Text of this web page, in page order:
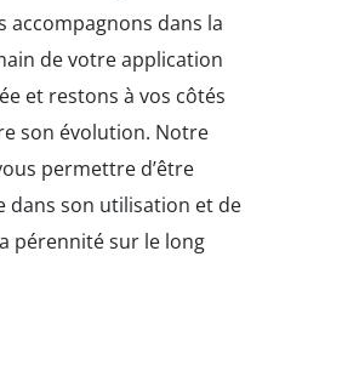
accompagnons dans la
de votre application
et restons à vos côtés
son évolution. Notre
permettre d’être
dans son utilisation et de
pérennité sur le long